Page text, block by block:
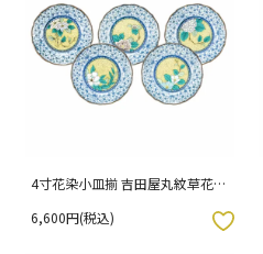
4寸花染小皿揃 吉田屋丸紋草花 /
6,600円(税込) お気に入りボタン